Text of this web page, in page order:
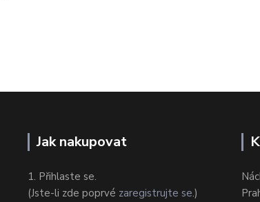
Jak nakupovat
1. Přihlaste se.
(Jste-li zde poprvé zaregistrujte se.)